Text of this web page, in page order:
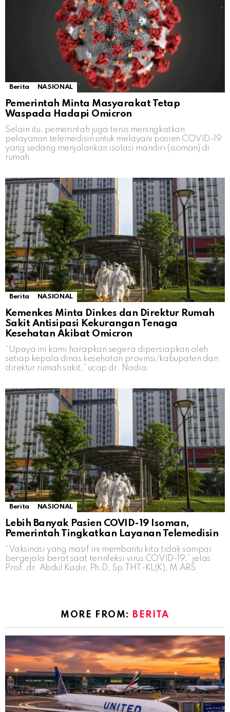
Berita NASIONAL
Pemerintah Minta Masyarakat Tetap
Waspada Hadapi Omicron
Selain itu, pemerintah juga terus meningkatkan
pelayanan telemedisin untuk melayani pasien COVID-19
yang sedang menjalankan isolasi mandiri (isoman) di
rumah.
Berita NASIONAL
Kemenkes Minta Dinkes dan Direktur Rumah
Sakit Antisipasi Kekurangan Tenaga
Kesehatan Akibat Omicron
“Upaya ini kami harapkan segera dipersiapkan oleh
setiap kepala dinas kesehatan provinsi/kabupaten dan
direktur rumah sakit,” ucap dr. Nadia.
Berita NASIONAL
Lebih Banyak Pasien COVID-19 Isoman,
Pemerintah Tingkatkan Layanan Telemedisin
“Vaksinasi yang masif ini membantu kita tidak sampai
bergejala berat saat terinfeksi virus COVID-19,” jelas
Prof. dr. Abdul Kadir, Ph.D, Sp.THT-KL(K), M.ARS
MORE FROM: BERITA